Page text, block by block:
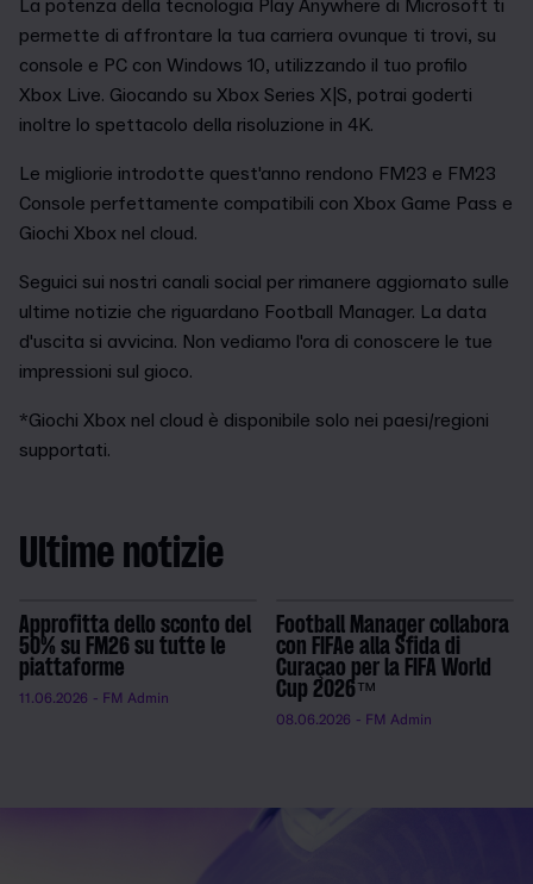
La potenza della tecnologia Play Anywhere di Microsoft ti
permette di affrontare la tua carriera ovunque ti trovi, su
console e PC con Windows 10, utilizzando il tuo profilo
Xbox Live. Giocando su Xbox Series X|S, potrai goderti
inoltre lo spettacolo della risoluzione in 4K.
Le migliorie introdotte quest'anno rendono FM23 e FM23
Console perfettamente compatibili con Xbox Game Pass e
Giochi Xbox nel cloud.
Seguici sui nostri canali social per rimanere aggiornato sulle
ultime notizie che riguardano Football Manager. La data
d'uscita si avvicina. Non vediamo l'ora di conoscere le tue
impressioni sul gioco.
*Giochi Xbox nel cloud è disponibile solo nei paesi/regioni
supportati.
Ultime notizie
Approfitta dello sconto del
50% su FM26 su tutte le
piattaforme
11.06.2026 - FM Admin
Football Manager collabora
con FIFAe alla Sfida di
Curaçao per la FIFA World
Cup 2026™
08.06.2026 - FM Admin